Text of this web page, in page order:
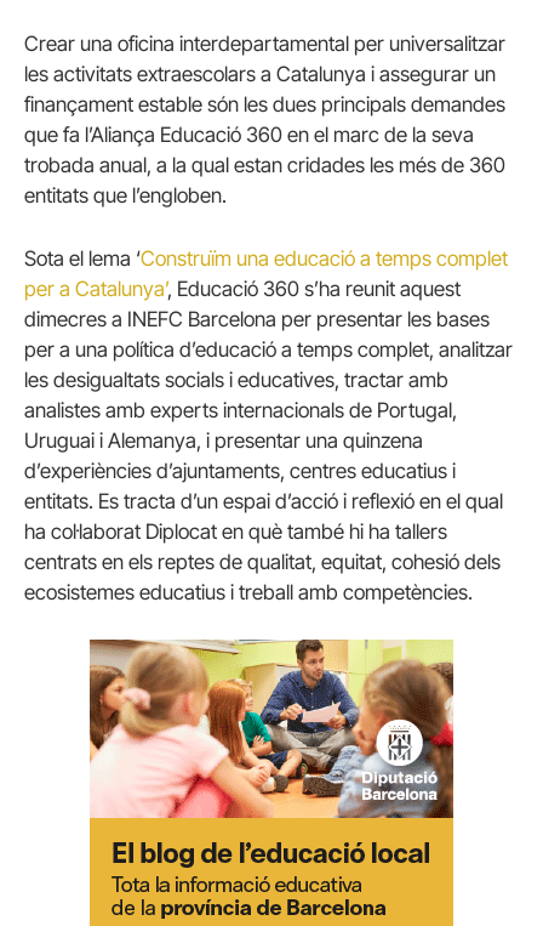
Crear una oficina interdepartamental per universalitzar
les activitats extraescolars a Catalunya i assegurar un
finançament estable són les dues principals demandes
que fa l’Aliança Educació 360 en el marc de la seva
trobada anual, a la qual estan cridades les més de 360
entitats que l’engloben.
Sota el lema ‘Construïm una educació a temps complet
per a Catalunya’, Educació 360 s’ha reunit aquest
dimecres a INEFC Barcelona per presentar les bases
per a una política d’educació a temps complet, analitzar
les desigualtats socials i educatives, tractar amb
analistes amb experts internacionals de Portugal,
Uruguai i Alemanya, i presentar una quinzena
d’experiències d’ajuntaments, centres educatius i
entitats. Es tracta d’un espai d’acció i reflexió en el qual
ha col·laborat Diplocat en què també hi ha tallers
centrats en els reptes de qualitat, equitat, cohesió dels
ecosistemes educatius i treball amb competències.